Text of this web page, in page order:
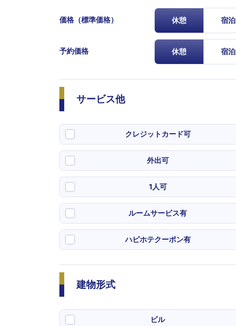
価格（標準価格） 休憩 宿泊
予約価格 休憩 宿泊
サービス他
クレジットカード可
外出可
1人可
ルームサービス有
ハピホテクーポン有
建物形式
ビル